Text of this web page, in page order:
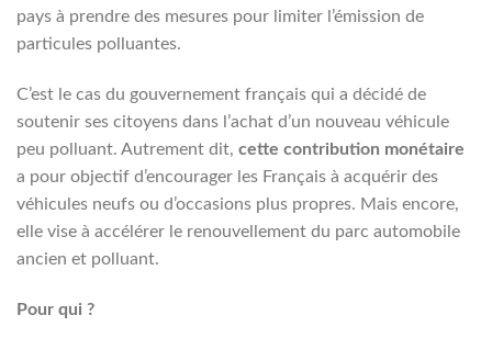
pays à prendre des mesures pour limiter l’émission de
particules polluantes.
C’est le cas du gouvernement français qui a décidé de
soutenir ses citoyens dans l’achat d’un nouveau véhicule
peu polluant. Autrement dit, cette contribution monétaire
a pour objectif d’encourager les Français à acquérir des
véhicules neufs ou d’occasions plus propres. Mais encore,
elle vise à accélérer le renouvellement du parc automobile
ancien et polluant.
Pour qui ?